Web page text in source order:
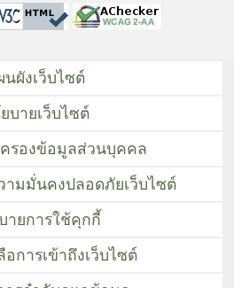
นผังเว็บไซต์
บายเว็บไซต์
รองข้อมูลส่วนบุคคล
ามมั่นคงปลอดภัยเว็บไซต์
ายการใช้คุกกี้
อการเข้าถึงเว็บไซต์